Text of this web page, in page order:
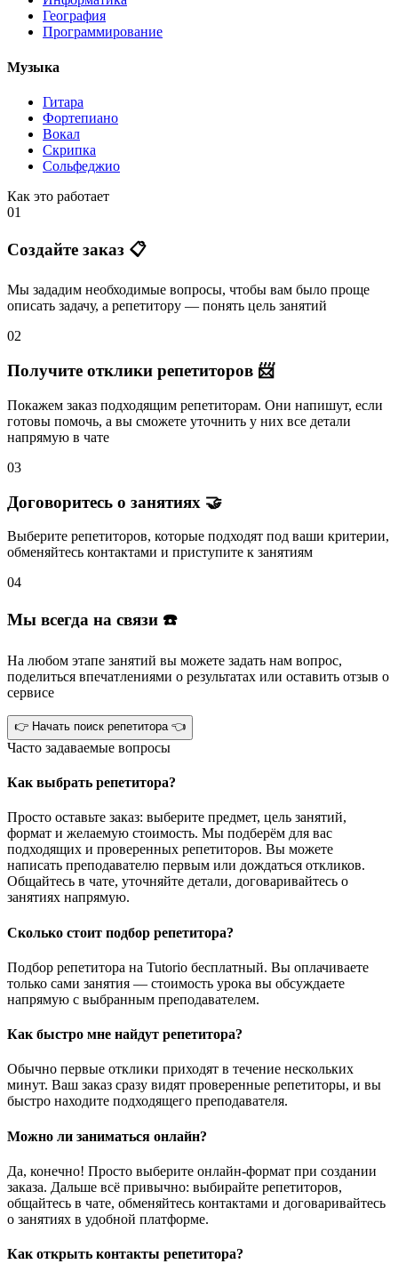
География
Программирование
Музыка
Гитара
Фортепиано
Вокал
Скрипка
Сольфеджио
Как это работает
01
Создайте заказ 📋
Мы зададим необходимые вопросы, чтобы вам было проще
описать задачу, а репетитору — понять цель занятий
02
Получите отклики репетиторов 📨
Покажем заказ подходящим репетиторам. Они напишут, если
готовы помочь, а вы сможете уточнить у них все детали
напрямую в чате
03
Договоритесь о занятиях 🤝
Выберите репетиторов, которые подходят под ваши критерии,
обменяйтесь контактами и приступите к занятиям
04
Мы всегда на связи ☎️
На любом этапе занятий вы можете задать нам вопрос,
поделиться впечатлениями о результатах или оставить отзыв о
сервисе
👉 Начать поиск репетитора 👈
Часто задаваемые вопросы
Как выбрать репетитора?
Просто оставьте заказ: выберите предмет, цель занятий,
формат и желаемую стоимость. Мы подберём для вас
подходящих и проверенных репетиторов. Вы можете
написать преподавателю первым или дождаться откликов.
Общайтесь в чате, уточняйте детали, договаривайтесь о
занятиях напрямую.
Сколько стоит подбор репетитора?
Подбор репетитора на Tutorio бесплатный. Вы оплачиваете
только сами занятия — стоимость урока вы обсуждаете
напрямую с выбранным преподавателем.
Как быстро мне найдут репетитора?
Обычно первые отклики приходят в течение нескольких
минут. Ваш заказ сразу видят проверенные репетиторы, и вы
быстро находите подходящего преподавателя.
Можно ли заниматься онлайн?
Да, конечно! Просто выберите онлайн-формат при создании
заказа. Дальше всё привычно: выбирайте репетиторов,
общайтесь в чате, обменяйтесь контактами и договаривайтесь
о занятиях в удобной платформе.
Как открыть контакты репетитора?